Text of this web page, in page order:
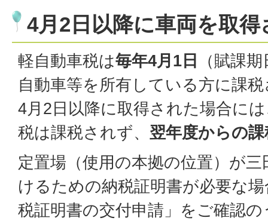
4月2日以降に車両を取得
軽自動車税は毎年4月1日
（賦課
自動車等を所有している方に課
4月2日以降に取得された場合に
税は課税されず、 翌年度からの課
定置場（使用の本拠の位置）が
けるための納税証明書が必要な
税証明書の交付申請」をご確認